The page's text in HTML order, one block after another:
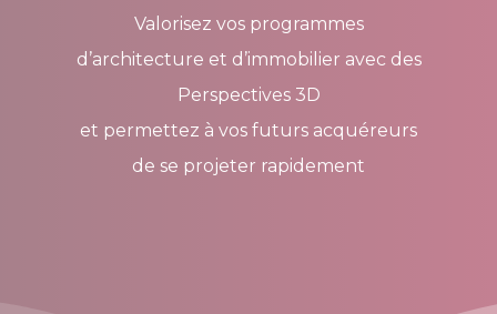
Valorisez vos programmes
d’architecture et d’immobilier avec des
Perspectives 3D
et permettez à vos futurs acquéreurs
de se projeter rapidement